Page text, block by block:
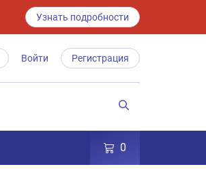
Узнать подробности
Войти Регистрация
0